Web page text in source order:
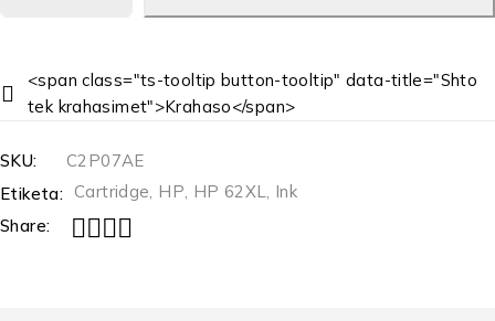
<span class="ts-tooltip button-tooltip" data-title="Shto
tek krahasimet">Krahaso</span>
SKU:
C2P07AE
Etiketa: Cartridge, HP, HP 62XL, Ink
Share: